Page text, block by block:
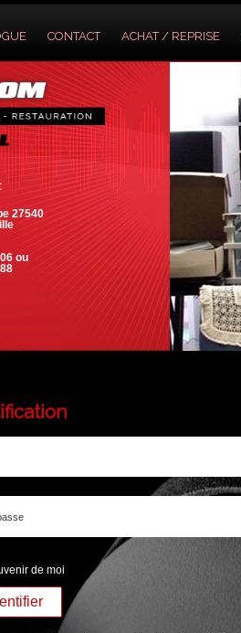
CONTACT ACHAT / REPRISE
27540
ou
de moi